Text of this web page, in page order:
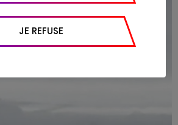
de pages vues en moyenne,
utilisé, emplacement
l’origine du trafic et la
JE REFUSE